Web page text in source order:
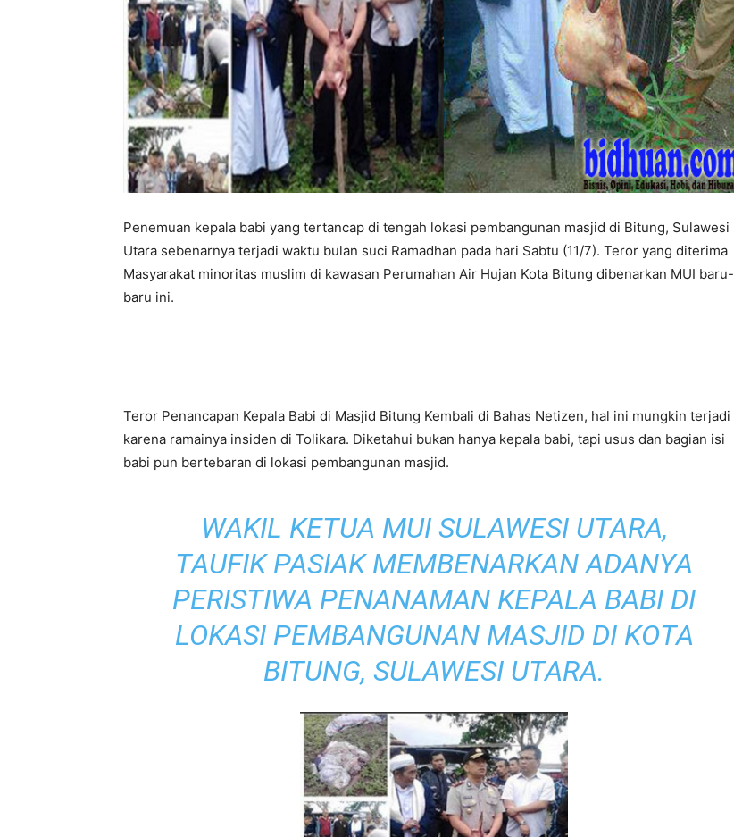
Penemuan kepala babi yang tertancap di tengah lokasi pembangunan masjid di Bitung, Sulawesi
Utara sebenarnya terjadi waktu bulan suci Ramadhan pada hari Sabtu (11/7). Teror yang diterima
Masyarakat minoritas muslim di kawasan Perumahan Air Hujan Kota Bitung dibenarkan MUI baru-
baru ini.
Teror Penancapan Kepala Babi di Masjid Bitung Kembali di Bahas Netizen, hal ini mungkin terjadi
karena ramainya insiden di Tolikara. Diketahui bukan hanya kepala babi, tapi usus dan bagian isi
babi pun bertebaran di lokasi pembangunan masjid.
WAKIL KETUA MUI SULAWESI UTARA,
TAUFIK PASIAK MEMBENARKAN ADANYA
PERISTIWA PENANAMAN KEPALA BABI DI
LOKASI PEMBANGUNAN MASJID DI KOTA
BITUNG, SULAWESI UTARA.